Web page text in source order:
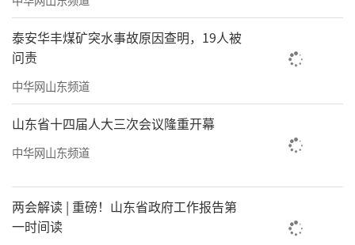
力。要深刻认识“改革创新年”的主题定位，
锚定激发内生动力这一目标，深化内部管理改
革、托管企业改革和考核机制改革，为高质量
发展注入新动能。七要聚焦资产债权盘活，在
优化资源配置上全面发力。要统筹推进资产盘
活、债权回收、矿权运作，全方位优化资源配
置。八要聚焦装备建设升级，在强化硬件基础
上全面发力。要抢抓政策机遇，加快装备更
新，强化自主研发，着力构建现代化地质装备
泰安华丰煤矿突水事故原因查明，19人被
问责
中华网山东频道
山东省十四届人大三次会议隆重开幕
中华网山东频道
两会解读 | 重磅！山东省政府工作报告第
一时间读